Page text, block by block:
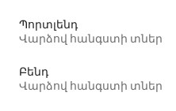
Պորտլենդ
Վարձով հանգստի տներ
Բենդ
Վարձով հանգստի տներ